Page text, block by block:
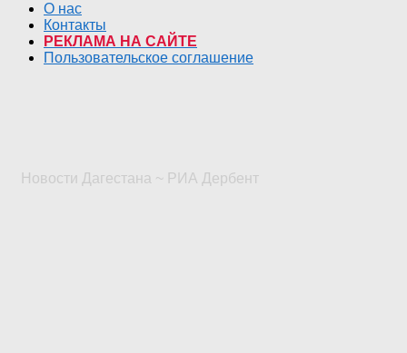
О нас
Контакты
РЕКЛАМА НА САЙТЕ
Пользовательское соглашение
Новости Дагестана ~ РИА Дербент